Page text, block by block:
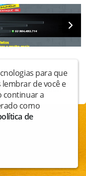
reservados.
para que
de você e
continuar a
como
de